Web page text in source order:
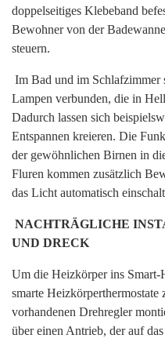
doppelseitiges Klebeband
Bewohner von der
steuern.
Im Bad und im
Lampen verbunden, die in
Dadurch lassen sich
Entspannen kreieren. Die
der gewöhnlichen Birnen in
Fluren kommen zusätzlich
das Licht automatisch
NACHTRÄGLICHE
UND DRECK
Um die Heizkörper ins
smarte Heizkörperthermostate
vorhandenen Drehregler
über einen Antrieb, der auf